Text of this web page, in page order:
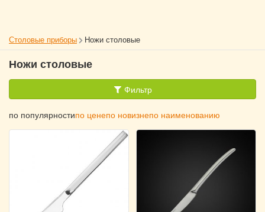
Столовые приборы Ножи столовые
Ножи столовые
Фильтр
по популярностипо ценепо новизнепо наименованию